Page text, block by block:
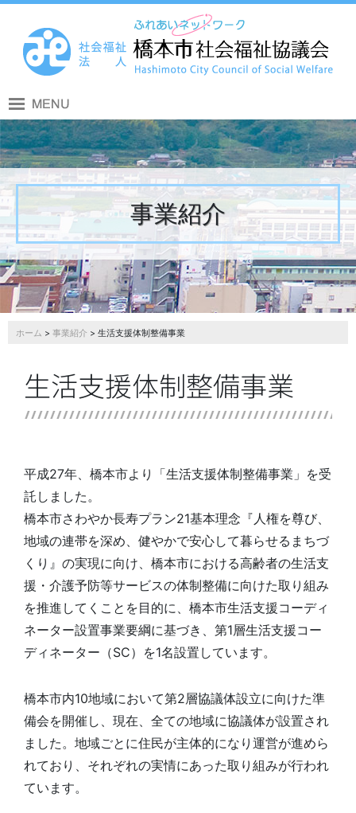
事業紹介
ホーム > 事業紹介 > 生活支援体制整備事業
生活支援体制整備事業
平成27年、橋本市より「生活支援体制整備事業」を受
託しました。
橋本市さわやか長寿プラン21基本理念『人権を尊び、
地域の連帯を深め、健やかで安心して暮らせるまちづ
くり』の実現に向け、橋本市における高齢者の生活支
援・介護予防等サービスの体制整備に向けた取り組み
を推進してくことを目的に、橋本市生活支援コーディ
ネーター設置事業要綱に基づき、第1層生活支援コー
ディネーター（SC）を1名設置しています。
橋本市内10地域において第2層協議体設立に向けた準
備会を開催し、現在、全ての地域に協議体が設置され
ました。地域ごとに住民が主体的になり運営が進めら
れており、それぞれの実情にあった取り組みが行われ
ています。